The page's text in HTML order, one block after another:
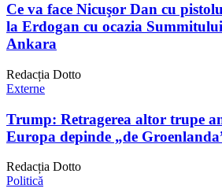
Ce va face Nicuşor Dan cu
la Erdogan cu ocazia
Ankara
Redacția Dotto
Externe
Trump: Retragerea altor trupe
Europa depinde „de
Redacția Dotto
Politică